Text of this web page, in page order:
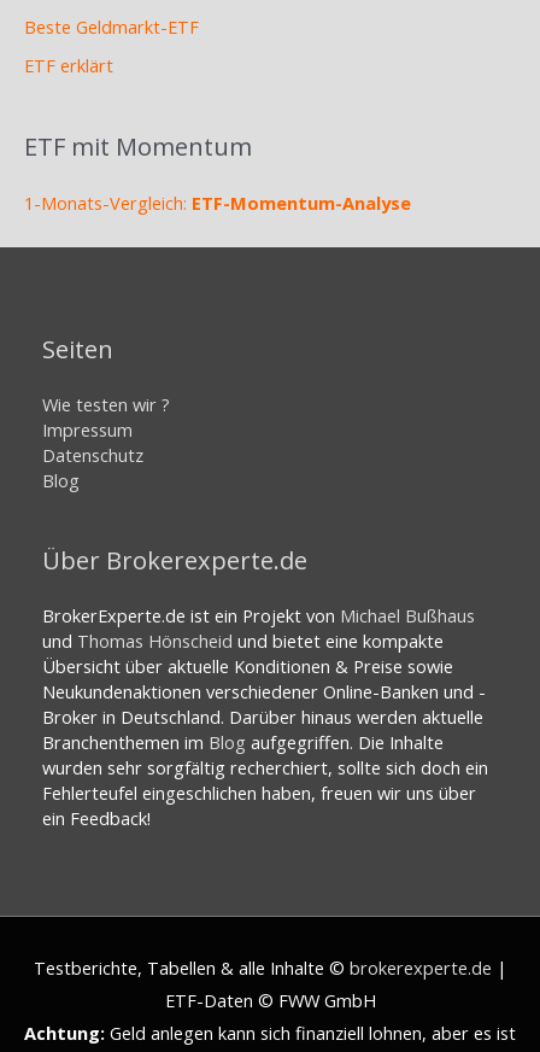
Beste Geldmarkt-ETF
ETF erklärt
ETF mit Momentum
1-Monats-Vergleich: ETF-Momentum-Analyse
Seiten
Wie testen wir ?
Impressum
Datenschutz
Blog
Über Brokerexperte.de
BrokerExperte.de ist ein Projekt von Michael Bußhaus
und Thomas Hönscheid und bietet eine kompakte
Übersicht über aktuelle Konditionen & Preise sowie
Neukundenaktionen verschiedener Online-Banken und -
Broker in Deutschland. Darüber hinaus werden aktuelle
Branchenthemen im Blog aufgegriffen. Die Inhalte
wurden sehr sorgfältig recherchiert, sollte sich doch ein
Fehlerteufel eingeschlichen haben, freuen wir uns über
ein Feedback!
Testberichte, Tabellen & alle Inhalte © brokerexperte.de |
ETF-Daten © FWW GmbH
Achtung: Geld anlegen kann sich finanziell lohnen, aber es ist